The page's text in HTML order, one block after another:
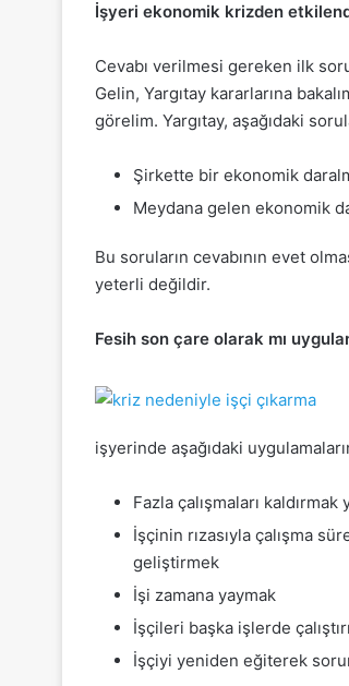
İşyeri ekonomik krizden
Cevabı verilmesi gereken ilk
Gelin, Yargıtay kararlarına
görelim. Yargıtay, aşağıdaki
Şirkette bir ekonomik
Meydana gelen ekonomik
Bu soruların cevabının evet
yeterli değildir.
Fesih son çare olarak mı
işyerinde aşağıdaki
Fazla çalışmaları kaldırmak
İşçinin rızasıyla çalışma
geliştirmek
İşi zamana yaymak
İşçileri başka işlerde
İşçiyi yeniden eğiterek